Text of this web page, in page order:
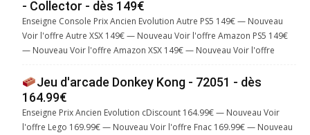
- Collector - dès 149€
Enseigne Console Prix Ancien Evolution Autre PS5 149€ — Nouveau
Voir l'offre Autre XSX 149€ — Nouveau Voir l'offre Amazon PS5 149€
— Nouveau Voir l'offre Amazon XSX 149€ — Nouveau Voir l'offre
Jeu d'arcade Donkey Kong - 72051 - dès
164.99€
Enseigne Prix Ancien Evolution cDiscount 164.99€ — Nouveau Voir
l'offre Lego 169.99€ — Nouveau Voir l'offre Fnac 169.99€ — Nouveau